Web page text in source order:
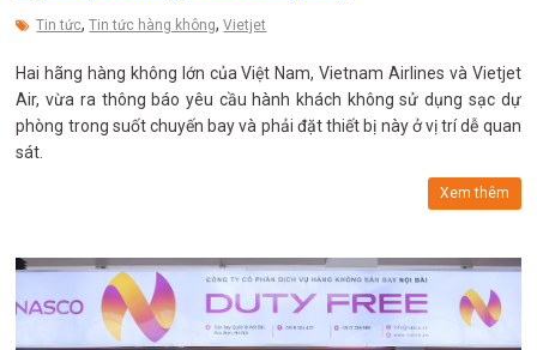
Tin tức,Tin tức hàng không,Vietjet
Hai hãng hàng không lớn của Việt Nam, Vietnam Airlines và Vietjet
Air, vừa ra thông báo yêu cầu hành khách không sử dụng sạc dự
phòng trong suốt chuyến bay và phải đặt thiết bị này ở vị trí dễ quan
sát.
Xem thêm